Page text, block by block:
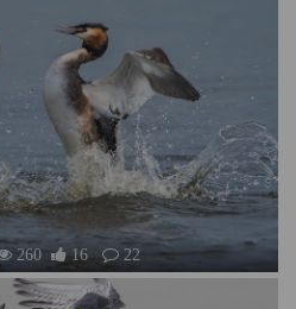
260 16 22